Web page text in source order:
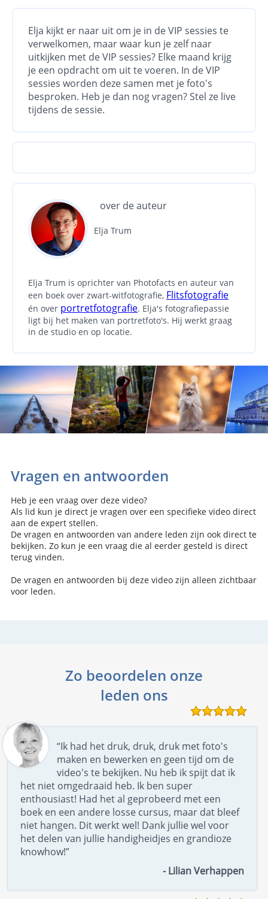
Elja kijkt er naar uit om je in de VIP sessies te
verwelkomen, maar waar kun je zelf naar
uitkijken met de VIP sessies? Elke maand krijg
je een opdracht om uit te voeren. In de VIP
sessies worden deze samen met je foto's
besproken. Heb je dan nog vragen? Stel ze live
tijdens de sessie.
over de auteur
Elja Trum
Elja Trum is oprichter van Photofacts en auteur van
een boek over zwart-witfotografie, Flitsfotografie
én over portretfotografie. Elja's fotografiepassie
ligt bij het maken van portretfoto's. Hij werkt graag
in de studio en op locatie.
Vragen en antwoorden
Heb je een vraag over deze video?
Als lid kun je direct je vragen over een specifieke video direct
aan de expert stellen.
De vragen en antwoorden van andere leden zijn ook direct te
bekijken. Zo kun je een vraag die al eerder gesteld is direct
terug vinden.
De vragen en antwoorden bij deze video zijn alleen zichtbaar
voor leden.
Zo beoordelen onze
leden ons
“Ik had het druk, druk, druk met foto's
maken en bewerken en geen tijd om de
video's te bekijken. Nu heb ik spijt dat ik
het niet omgedraaid heb. Ik ben super
enthousiast! Had het al geprobeerd met een
boek en een andere losse cursus, maar dat bleef
niet hangen. Dit werkt wel! Dank jullie wel voor
het delen van jullie handigheidjes en grandioze
knowhow!”
- Lilian Verhappen